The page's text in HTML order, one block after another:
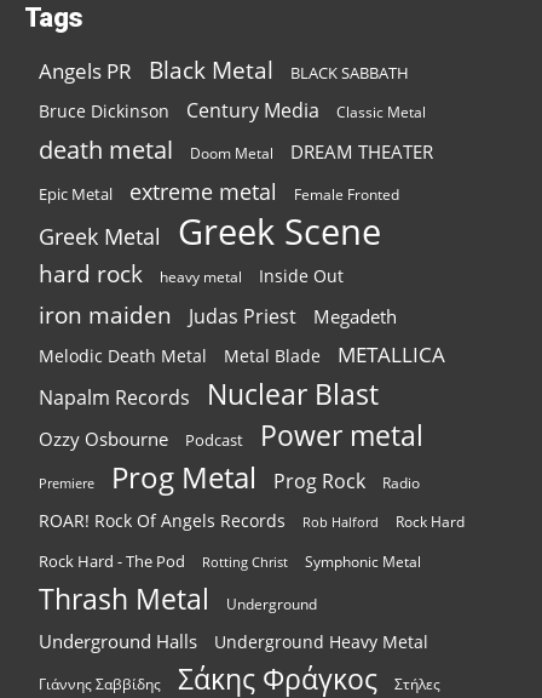
Tags
Angels PR Black Metal BLACK SABBATH
Bruce Dickinson Century Media Classic Metal
death metal Doom Metal DREAM THEATER
Epic Metal extreme metal Female Fronted
Greek Metal Greek Scene
hard rock heavy metal Inside Out
iron maiden Judas Priest Megadeth
Melodic Death Metal Metal Blade METALLICA
Napalm Records Nuclear Blast
Ozzy Osbourne Podcast Power metal
Premiere Prog Metal Prog Rock Radio
ROAR! Rock Of Angels Records Rob Halford Rock Hard
Rock Hard - The Pod Rotting Christ Symphonic Metal
Thrash Metal Underground
Underground Halls Underground Heavy Metal
Γιάννης Σαββίδης Σάκης Φράγκος Στήλες